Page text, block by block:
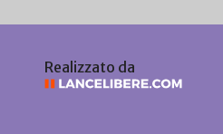
Realizzato da